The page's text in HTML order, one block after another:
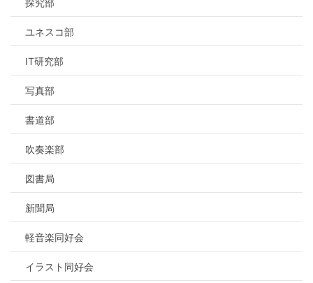
探究部
ユネスコ部
IT研究部
写真部
書道部
吹奏楽部
図書局
新聞局
軽音楽同好会
イラスト同好会